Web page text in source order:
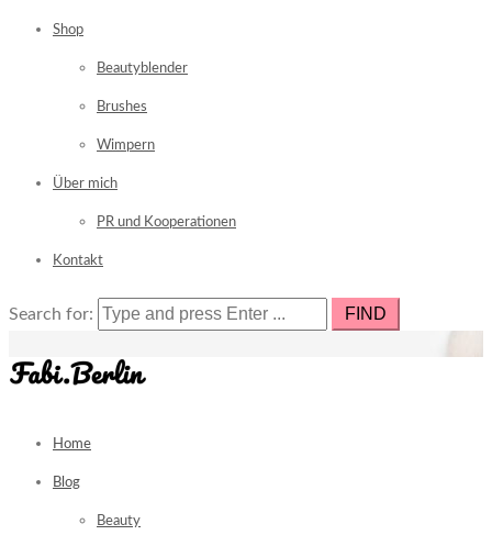
Shop
Beautyblender
Brushes
Wimpern
Über mich
PR und Kooperationen
Kontakt
Search for:
Home
Blog
Beauty